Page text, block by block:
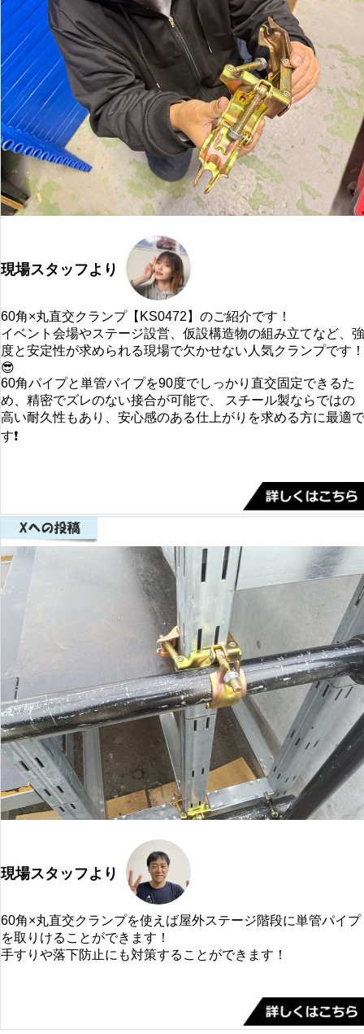
現場スタッフより
60角×丸直交クランプ【KS0472】のご紹介です！
イベント会場やステージ設営、仮設構造物の組み立てなど、強
度と安定性が求められる現場で欠かせない人気クランプです！
😎
60角パイプと単管パイプを90度でしっかり直交固定できるた
め、精密でズレのない接合が可能で、 スチール製ならではの
高い耐久性もあり、安心感のある仕上がりを求める方に最適で
す❗
現場スタッフより
60角×丸直交クランプを使えば屋外ステージ階段に単管パイプ
を取りけることができます！
手すりや落下防止にも対策することができます！